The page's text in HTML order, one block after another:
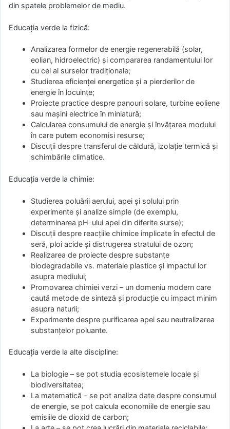
din spatele problemelor de mediu.
Educația verde la fizică:
Analizarea formelor de energie regenerabilă (solar,
eolian, hidroelectric) și compararea randamentului lor
cu cel al surselor tradiționale;
Studierea eficienței energetice și a pierderilor de
energie în locuințe;
Proiecte practice despre panouri solare, turbine eoliene
sau mașini electrice în miniatură;
Calcularea consumului de energie și învățarea modului
în care putem economisi resurse;
Discuții despre transferul de căldură, izolație termică și
schimbările climatice.
Educația verde la chimie:
Studierea poluării aerului, apei și solului prin
experimente și analize simple (de exemplu,
determinarea pH-ului apei din diferite surse);
Discuții despre reacțiile chimice implicate în efectul de
seră, ploi acide și distrugerea stratului de ozon;
Realizarea de proiecte despre substanțe
biodegradabile vs. materiale plastice și impactul lor
asupra mediului;
Promovarea chimiei verzi – un domeniu modern care
caută metode de sinteză și producție cu impact minim
asupra naturii;
Experimente despre purificarea apei sau neutralizarea
substanțelor poluante.
Educația verde la alte discipline:
La biologie – se pot studia ecosistemele locale și
biodiversitatea;
La matematică – se pot analiza date despre consumul
de energie, se pot calcula economiile de energie sau
emisiile de dioxid de carbon;